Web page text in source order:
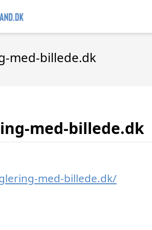
med-billede.dk
med-billede.dk
med-billede.dk/